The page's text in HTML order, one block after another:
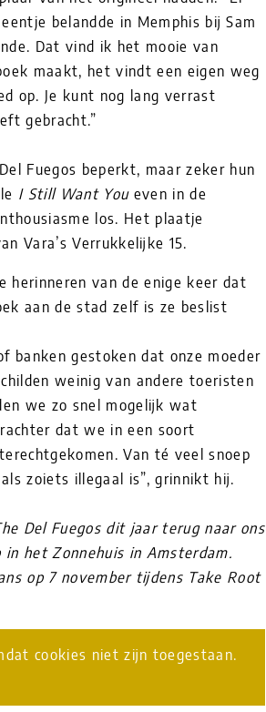
belandde in Memphis bij Sam
Dat vind ik het mooie van
maakt, het vindt een eigen weg
op. Je kunt nog lang verrast
gebracht.”
Fuegos beperkt, maar zeker hun
I Still Want Youeven in de
los. Het plaatje
Vara’s Verrukkelijke 15.
herinneren van de enige keer dat
aan de stad zelf is ze beslist
banken gestoken dat onze moeder
weinig van andere toeristen
we zo snel mogelijk wat
dat we in een soort
Van té veel snoep
zoiets illegaal is”, grinnikt hij.
Del Fuegos dit jaar terug naar ons
het Zonnehuis in Amsterdam.
op 7 november tijdens Take Root
cookies niet zijn toegestaan.